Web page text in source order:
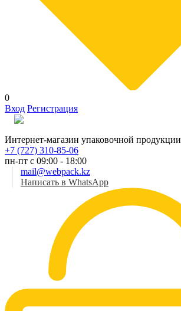
0
Вход Регистрация
Интернет-магазин упаковочной продукции
+7 (727) 310-85-06
пн-пт с 09:00 - 18:00
mail@webpack.kz
Написать в WhatsApp